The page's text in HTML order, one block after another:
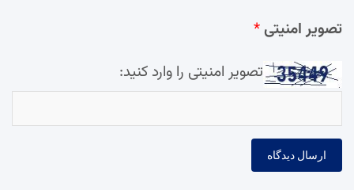
تصویر امنیتی*
تصویر امنیتی را وارد کنید: